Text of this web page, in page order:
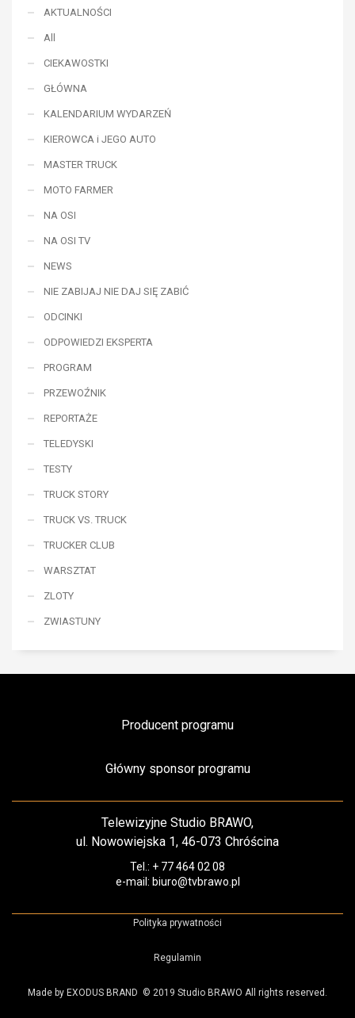
AKTUALNOŚCI
All
CIEKAWOSTKI
GŁÓWNA
KALENDARIUM WYDARZEŃ
KIEROWCA i JEGO AUTO
MASTER TRUCK
MOTO FARMER
NA OSI
NA OSI TV
NEWS
NIE ZABIJAJ NIE DAJ SIĘ ZABIĆ
ODCINKI
ODPOWIEDZI EKSPERTA
PROGRAM
PRZEWOŹNIK
REPORTAŻE
TELEDYSKI
TESTY
TRUCK STORY
TRUCK VS. TRUCK
TRUCKER CLUB
WARSZTAT
ZLOTY
ZWIASTUNY
Producent programu
Główny sponsor programu
Telewizyjne Studio BRAWO,
ul. Nowowiejska 1, 46-073 Chróścina
Tel.: + 77 464 02 08
e-mail: biuro@tvbrawo.pl
Polityka prywatności
Regulamin
Made by EXODUS BRAND © 2019 Studio BRAWO All rights reserved.